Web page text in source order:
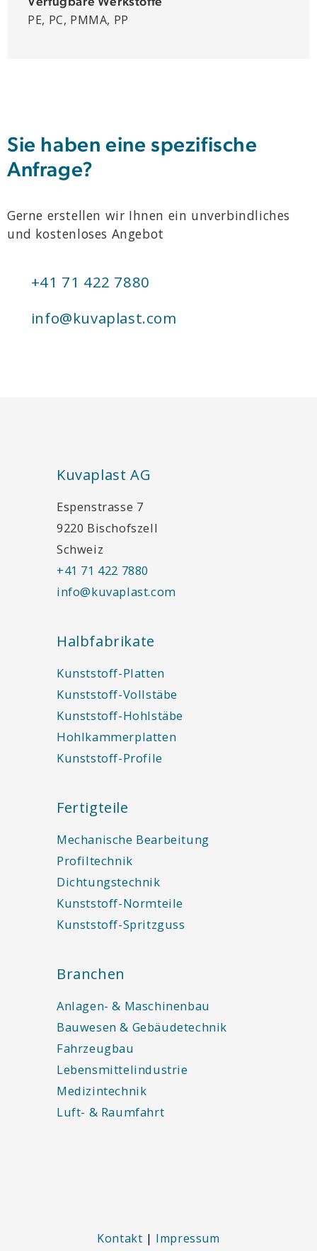
PE, PC, PMMA, PP
Sie haben eine spezifische
Anfrage?
Gerne erstellen wir Ihnen ein unverbindliches
und kostenloses Angebot
+41 71 422 7880
info@kuvaplast.com
Kuvaplast AG
Espenstrasse 7
9220 Bischofszell
Schweiz
+41 71 422 7880
info@kuvaplast.com
Halbfabrikate
Kunststoff-Platten
Kunststoff-Vollstäbe
Kunststoff-Hohlstäbe
Hohlkammerplatten
Kunststoff-Profile
Fertigteile
Mechanische Bearbeitung
Profiltechnik
Dichtungstechnik
Kunststoff-Normteile
Kunststoff-Spritzguss
Branchen
Anlagen- & Maschinenbau
Bauwesen & Gebäudetechnik
Fahrzeugbau
Lebensmittelindustrie
Medizintechnik
Luft- & Raumfahrt
Kontakt | Impressum